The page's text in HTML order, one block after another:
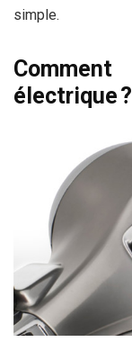
simple.
électrique ?